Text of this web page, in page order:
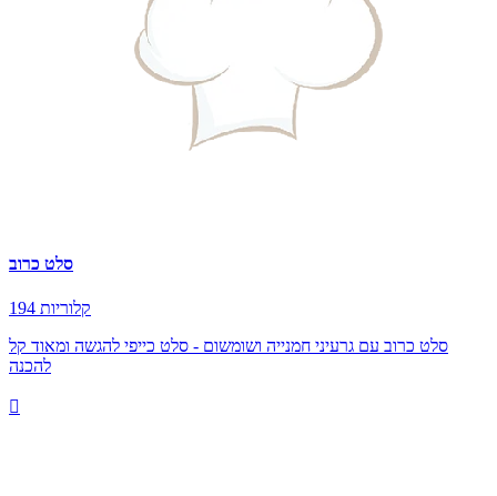
סלט כרוב
194 קלוריות
סלט כרוב עם גרעיני חמנייה ושומשום - סלט כייפי להגשה ומאוד קל
להכנה
